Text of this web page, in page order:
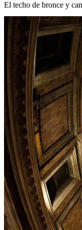
El techo de bronce y